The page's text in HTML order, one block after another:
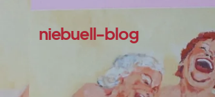
niebuell-blog